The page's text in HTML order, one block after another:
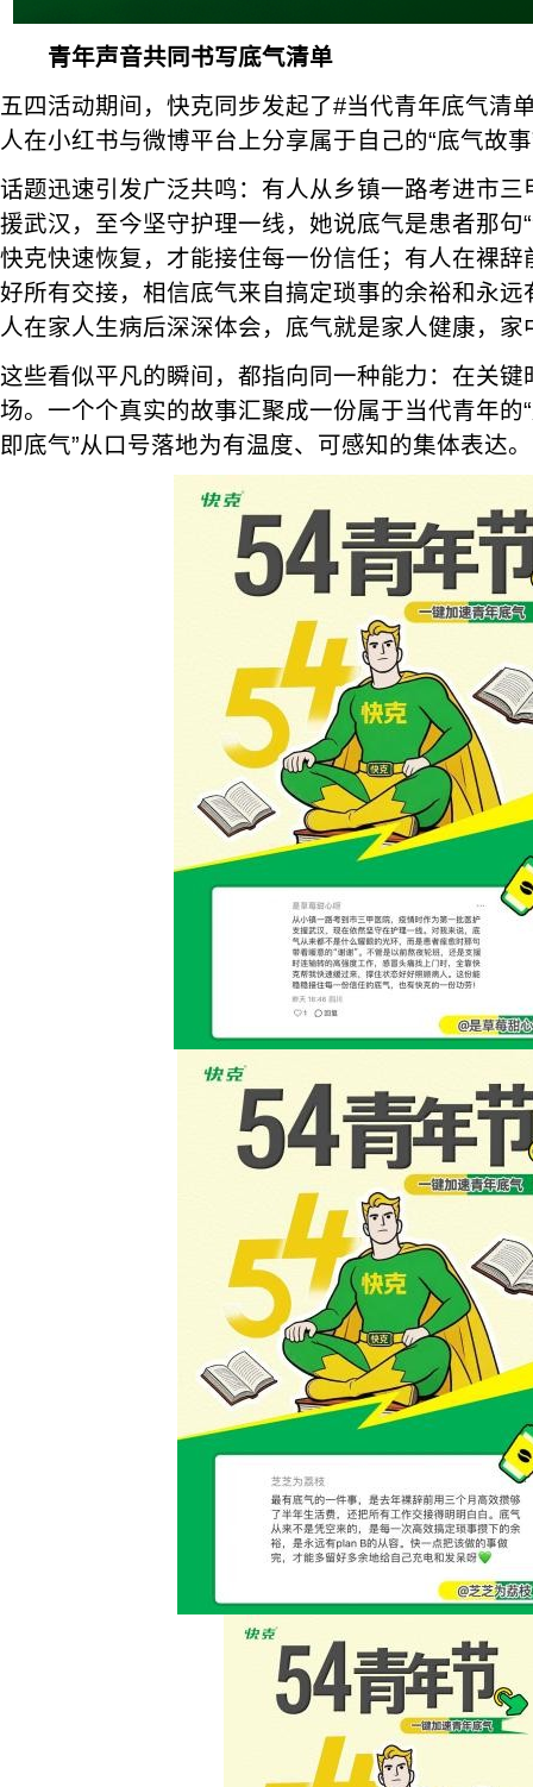
青年声音共同书写底气清单
五四活动期间，快克同步发起了#当代青年底气清
人在小红书与微博平台上分享属于自己的“底气故
话题迅速引发广泛共鸣：有人从乡镇一路考进市
援武汉，至今坚守护理一线，她说底气是患者那句
快克快速恢复，才能接住每一份信任；有人在裸
好所有交接，相信底气来自搞定琐事的余裕和永远
人在家人生病后深深体会，底气就是家人健康，家
这些看似平凡的瞬间，都指向同一种能力：在关
场。一个个真实的故事汇聚成一份属于当代青年的
即底气”从口号落地为有温度、可感知的集体表达。